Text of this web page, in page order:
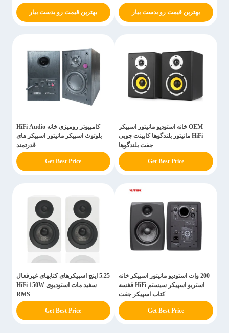
بهترین قیمت رو بدست بیار بهترین قیمت رو بدست بیار
OEM خانه استودیو مانیتور اسپیکر
HiFi مانیتور بلندگوها کابینت چوبی
جفت بلندگوها
Get Best Price
کامپیوتر رومیزی خانه HiFi Audio
بلوتوث اسپیکر مانیتور اسپیکر های
قدرتمند
Get Best Price
200 وات استودیو مانیتور اسپیکر خانه
استریو اسپیکر سیستم HiFi قفسه
کتاب اسپیکر جفت
Get Best Price
5.25 اینچ اسپیکرهای کتابهای غیرفعال
سفید مات استودیوی HiFi 150W
RMS
Get Best Price